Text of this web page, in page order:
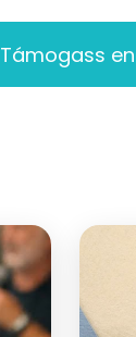
Támogass